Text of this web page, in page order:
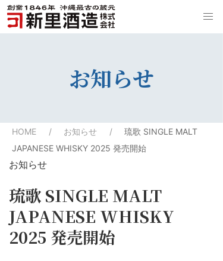
お知らせ
HOME お知らせ
琉歌 SINGLE MALT
JAPANESE WHISKY 2025 発売開始
お知らせ
琉歌 SINGLE MALT
JAPANESE WHISKY
2025 発売開始